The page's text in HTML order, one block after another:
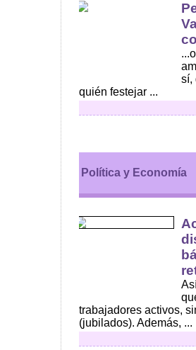
sí,
quién festejar ...
Política y Economía
trabajadores activos,
(jubilados). Además, ...